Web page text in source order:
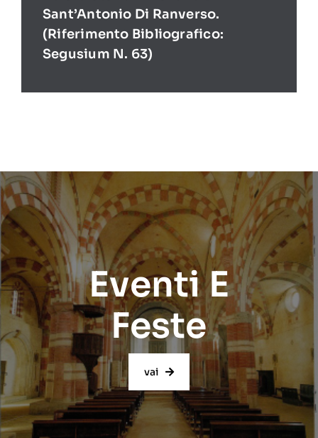
Sant’Antonio Di Ranverso.
(Riferimento Bibliografico:
Segusium N. 63)
Eventi E
Feste
vai